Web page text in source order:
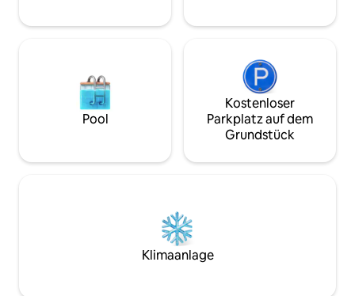
Pool
Kostenloser
Parkplatz auf dem
Grundstück
Klimaanlage